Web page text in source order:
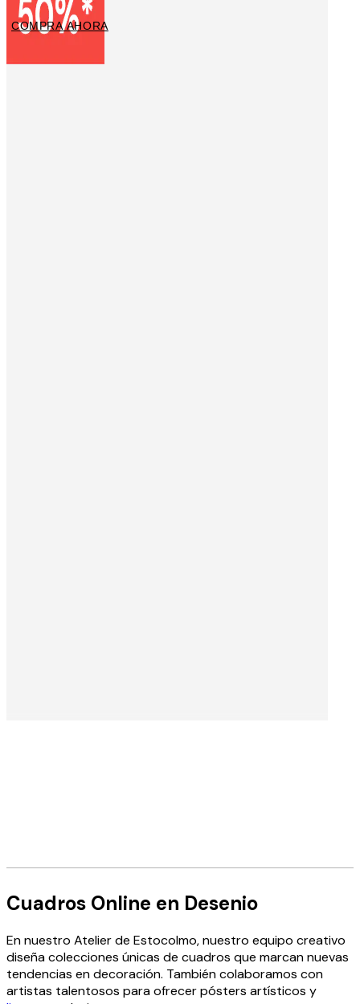
COMPRA AHORA
Stockholm Atelier
Nuestro Atelier de Estocolmo es donde nuestros
apasionados artistas, fotógrafos y diseñadores
trabajan para crear los hermosos cuadros que son
exclusivos de Desenio.
LEE MÁS
Cuadros Online en Desenio
En nuestro Atelier de Estocolmo, nuestro equipo creativo
diseña colecciones únicas de cuadros que marcan nuevas
tendencias en decoración. También colaboramos con
artistas talentosos para ofrecer pósters artísticos y